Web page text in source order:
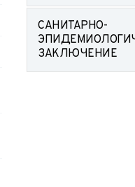
САНИТАРНО-
ЗАКЛЮЧЕНИЕ